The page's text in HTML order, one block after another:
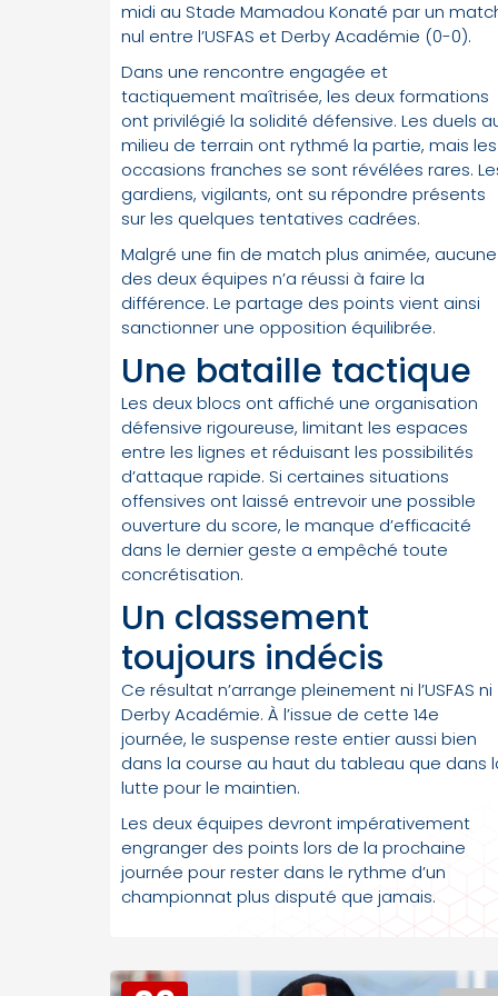
midi au Stade Mamadou Konaté par un
nul entre l’USFAS et Derby Académie (0-0).
Dans une rencontre engagée et
tactiquement maîtrisée, les deux formations
ont privilégié la solidité défensive. Les duels
milieu de terrain ont rythmé la partie, mais les
occasions franches se sont révélées rares.
gardiens, vigilants, ont su répondre présents
sur les quelques tentatives cadrées.
Malgré une fin de match plus animée, aucune
des deux équipes n’a réussi à faire la
différence. Le partage des points vient ainsi
sanctionner une opposition équilibrée.
Une bataille tactique
Les deux blocs ont affiché une organisation
défensive rigoureuse, limitant les espaces
entre les lignes et réduisant les possibilités
d’attaque rapide. Si certaines situations
offensives ont laissé entrevoir une possible
ouverture du score, le manque d’efficacité
dans le dernier geste a empêché toute
concrétisation.
Un classement
toujours indécis
Ce résultat n’arrange pleinement ni l’USFAS ni
Derby Académie. À l’issue de cette 14e
journée, le suspense reste entier aussi bien
dans la course au haut du tableau que dans
lutte pour le maintien.
Les deux équipes devront impérativement
engranger des points lors de la prochaine
journée pour rester dans le rythme d’un
championnat plus disputé que jamais.